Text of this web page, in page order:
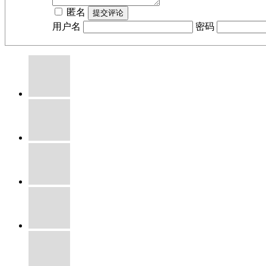
匿名
用户名
密码